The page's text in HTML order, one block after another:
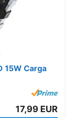
15W Carga
17,99 EUR